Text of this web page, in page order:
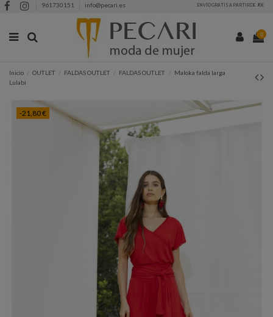
961730151 info@pecari.es ENVÍO GRATIS A PARTIR DE 90€
0
Inicio OUTLET FALDAS OUTLET FALDAS OUTLET
Maloka falda larga
Lulabi
-21,80 €